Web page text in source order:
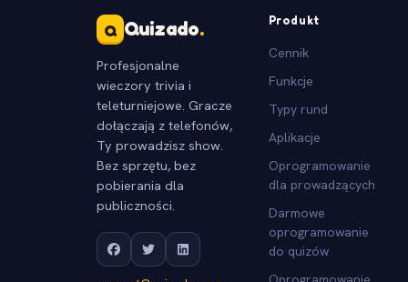
Q Quizado.
Profesjonalne
wieczory trivia i
teleturniejowe. Gracze
dołączają z telefonów,
Ty prowadzisz show.
Bez sprzętu, bez
pobierania dla
publiczności.
Produkt
Cennik
Funkcje
Typy rund
Aplikacje
Oprogramowanie
dla prowadzących
Darmowe
oprogramowanie
do quizów